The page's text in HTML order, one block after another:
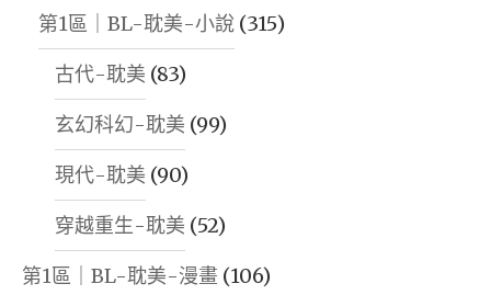
第1區｜BL-耽美-小說 (315)
古代-耽美 (83)
玄幻科幻-耽美 (99)
現代-耽美 (90)
穿越重生-耽美 (52)
第1區｜BL-耽美-漫畫 (106)